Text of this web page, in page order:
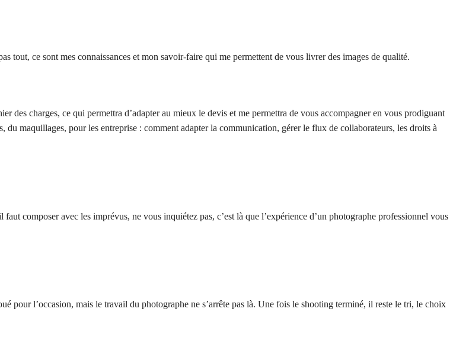
tout, ce sont mes connaissances et mon savoir-faire qui me permettent de vous livrer des images de qualité.
des charges, ce qui permettra d’adapter au mieux le devis et me permettra de vous accompagner en vous prodiguant
du maquillages, pour les entreprise : comment adapter la communication, gérer le flux de collaborateurs, les droits à
composer avec les imprévus, ne vous inquiétez pas, c’est là que l’expérience d’un photographe professionnel vous
pour l’occasion, mais le travail du photographe ne s’arrête pas là. Une fois le shooting terminé, il reste le tri, le choix